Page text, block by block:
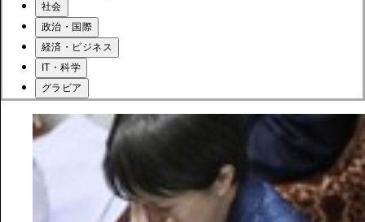
社会
政治・国際
経済・ビジネス
IT・科学
グラビア